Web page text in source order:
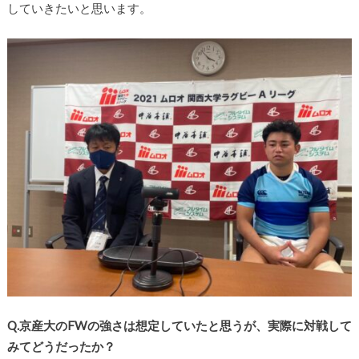
していきたいと思います。
Q.京産大のFWの強さは想定していたと思うが、実際に対戦して
みてどうだったか？